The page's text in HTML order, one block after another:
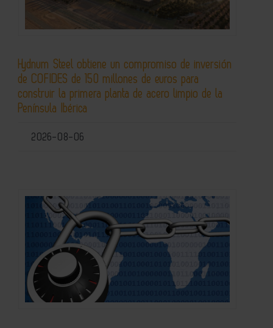
Hydnum Steel obtiene un compromiso de inversión
de COFIDES de 150 millones de euros para
construir la primera planta de acero limpio de la
Península Ibérica
2026-08-06